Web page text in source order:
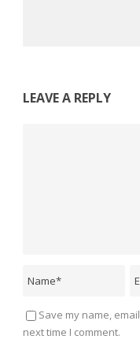
LEAVE A REPLY
Save my name,
next time I comment.